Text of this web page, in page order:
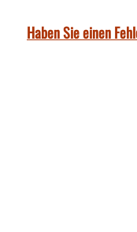
Haben Sie einen